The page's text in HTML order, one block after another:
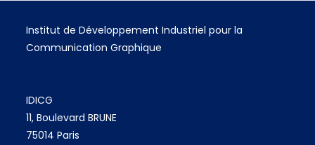
Institut de Développement Industriel pour la
Communication Graphique
IDICG
11, Boulevard BRUNE
75014 Paris